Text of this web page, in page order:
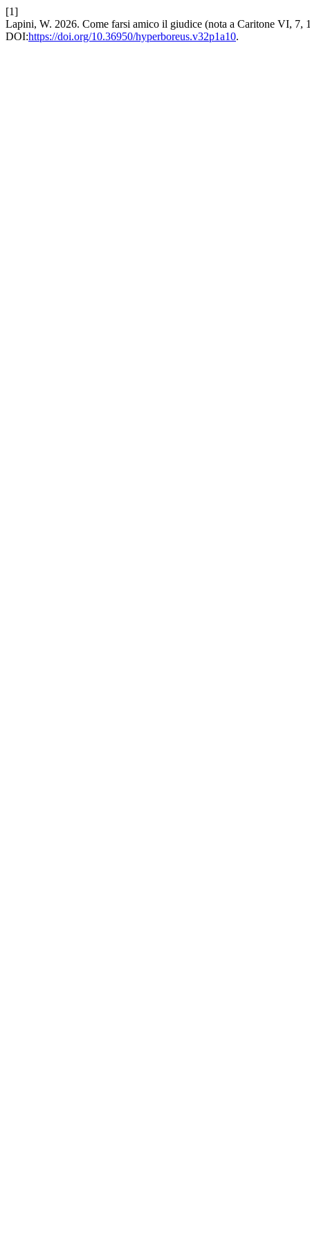
[1]
Lapini, W. 2026. Come farsi amico il giudice (nota a Caritone VI, 7,
DOI:https://doi.org/10.36950/hyperboreus.v32p1a10.